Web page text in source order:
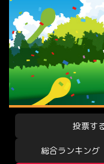
投票す
総合ランキング